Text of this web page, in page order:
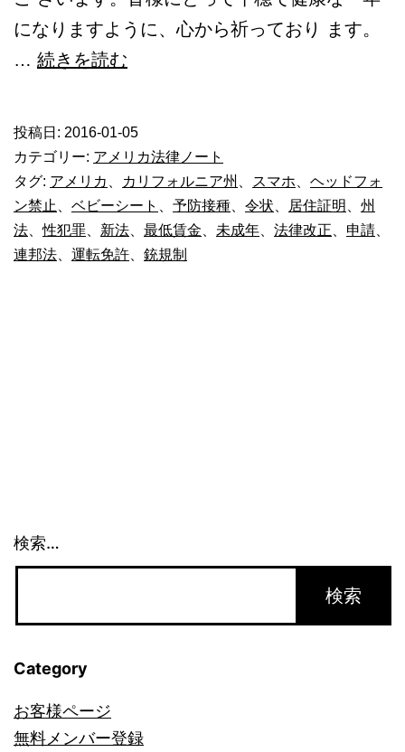
になりますように、心から祈っており ます。
… 続きを読む
法
律
改
正
投稿日: 2016-01-05
カテゴリー: アメリカ法律ノート
タグ: アメリカ 、 カリフォルニア州 、 スマホ、 ヘッドフォ
ン禁止、 ベビーシート 、 予防接種、 令状、 居住証明 、 州
法、性犯罪、 新法、 最低賃金、 未成年、 法律改正 、 申請、
連邦法、 運転免許、 銃規制
検索…
Category
お客様ページ
無料メンバー登録